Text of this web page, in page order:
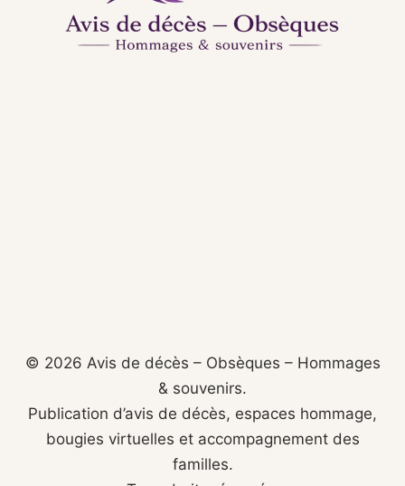
© 2026 Avis de décès – Obsèques – Hommages
& souvenirs.
Publication d’avis de décès, espaces hommage,
bougies virtuelles et accompagnement des
familles.